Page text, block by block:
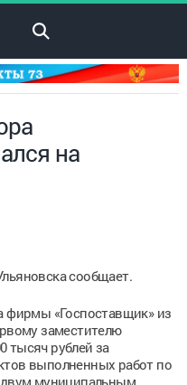
на
сообщает.
фирмы «Госпоставщик» из
заместителю
тысяч рублей за
выполненных работ по
двум муниципальным